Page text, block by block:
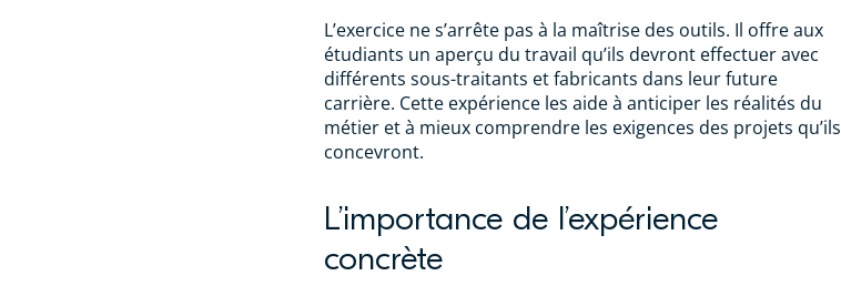
L’exercice ne s’arrête pas à la maîtrise des outils. Il offre aux
étudiants un aperçu du travail qu’ils devront effectuer avec
différents sous-traitants et fabricants dans leur future
carrière. Cette expérience les aide à anticiper les réalités du
métier et à mieux comprendre les exigences des projets qu’ils
concevront.
L’importance de l’expérience
concrète